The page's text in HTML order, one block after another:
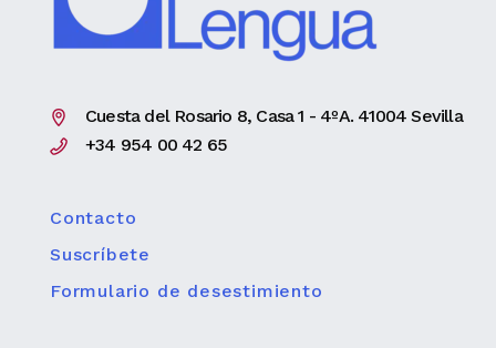
Cuesta del Rosario 8, Casa 1 - 4ºA. 41004 Sevilla
+34 954 00 42 65
Contacto
Suscríbete
Formulario de desestimiento